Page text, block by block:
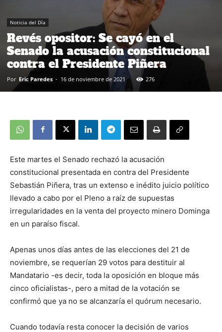
Noticia del Día
Revés opositor: Se cayó en el
Senado la acusación constitucional
contra el Presidente Piñera
Por Eric Paredes - 16 de noviembre de 2021 276
Este martes el Senado rechazó la acusación
constitucional presentada en contra del Presidente
Sebastián Piñera, tras un extenso e inédito juicio político
llevado a cabo por el Pleno a raíz de supuestas
irregularidades en la venta del proyecto minero Dominga
en un paraíso fiscal.
Apenas unos días antes de las elecciones del 21 de
noviembre, se requerían 29 votos para destituir al
Mandatario -es decir, toda la oposición en bloque más
cinco oficialistas-, pero a mitad de la votación se
confirmó que ya no se alcanzaría el quórum necesario.
Cuando todavía resta conocer la decisión de varios